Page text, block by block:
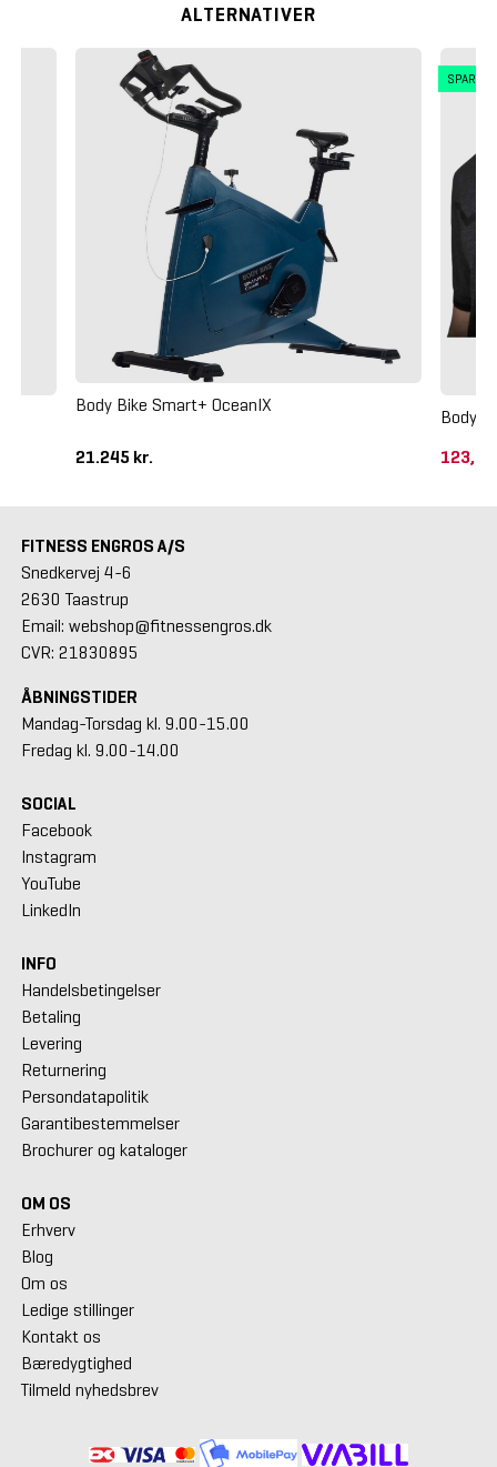
ALTERNATIVER
Body Bike Smart+ OceanIX
21.245 kr.
SPAR
Body
FITNESS ENGROS A/S
Snedkervej 4-6
2630 Taastrup
Email: webshop@fitnessengros.dk
CVR: 21830895
ÅBNINGSTIDER
Mandag-Torsdag kl. 9.00-15.00
Fredag kl. 9.00-14.00
SOCIAL
Facebook
Instagram
YouTube
LinkedIn
INFO
Handelsbetingelser
Betaling
Levering
Returnering
Persondatapolitik
Garantibestemmelser
Brochurer og kataloger
OM OS
Erhverv
Blog
Om os
Ledige stillinger
Kontakt os
Bæredygtighed
Tilmeld nyhedsbrev